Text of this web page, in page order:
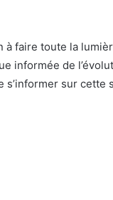
faire toute la
informée de
sur cette